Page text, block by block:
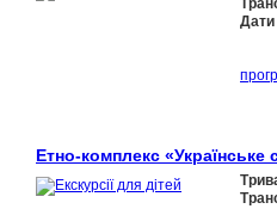
Дати
Етно-комплекс «Українське